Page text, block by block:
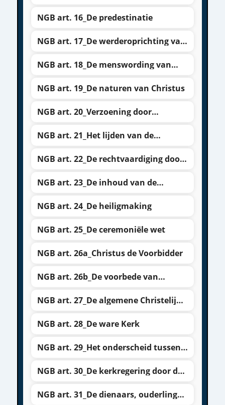
NGB art. 16_De predestinatie
NGB art. 17_De werderoprichting van
NGB art. 18_De menswording van
NGB art. 19_De naturen van Christus
NGB art. 20_Verzoening door
NGB art. 21_Het lijden van de
NGB art. 22_De rechtvaardiging door
NGB art. 23_De inhoud van de
NGB art. 24_De heiligmaking
NGB art. 25_De ceremoniële wet
NGB art. 26a_Christus de Voorbidder
NGB art. 26b_De voorbede van
NGB art. 27_De algemene Christelijke
NGB art. 28_De ware Kerk
NGB art. 29_Het onderscheid tussen
NGB art. 30_De kerkregering door de
NGB art. 31_De dienaars, ouderlingen